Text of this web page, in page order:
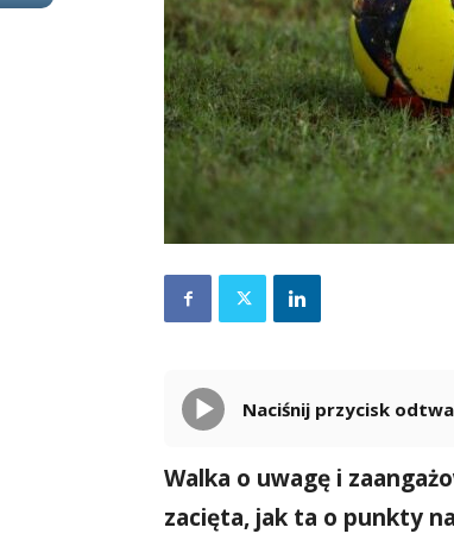
Naciśnij przycisk
Walka o uwagę i
zacięta, jak ta o punkty